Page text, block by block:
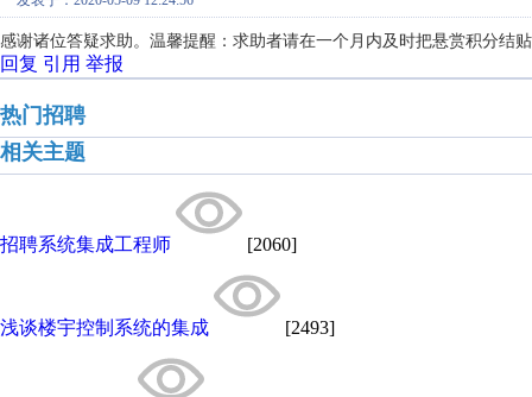
感谢诸位答疑求助。温馨提醒：求助者请在一个月内及时把悬赏积分结
回复 引用 举报
热门招聘
相关主题
招聘系统集成工程师 [2060]
浅谈楼宇控制系统的集成 [2493]